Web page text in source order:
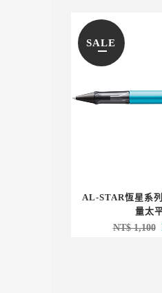
SALE
AL-STAR恆星系
量太
NT$1,100